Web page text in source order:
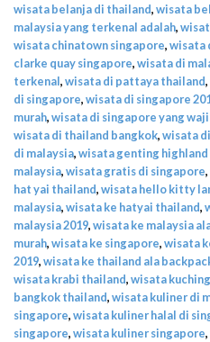
wisata belanja di thailand,wisata
malaysia yang terkenal adalah,
wisata chinatown singapore,wisata
clarke quay singapore,wisata di
terkenal,wisata di pattaya thailand,
di singapore,wisata di singapore
murah,wisata di singapore yang
wisata di thailand bangkok,wisata
di malaysia,wisata genting highland
malaysia,wisata gratis di singapore,
hat yai thailand,wisata hello kitty
malaysia,wisata ke hatyai thailand,
malaysia 2019,wisata ke malaysia
murah,wisata ke singapore,wisata
2019,wisata ke thailand ala
wisata krabi thailand,wisata
bangkok thailand,wisata kuliner di
singapore,wisata kuliner halal di
singapore,wisata kuliner singapore,